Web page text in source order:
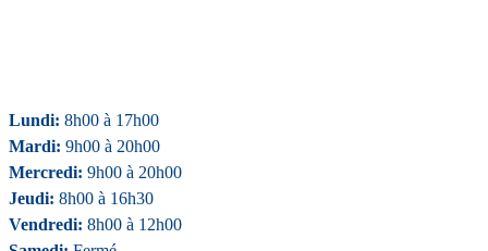
Lundi: 8h00 à 17h00
Mardi: 9h00 à 20h00
Mercredi: 9h00 à 20h00
Jeudi: 8h00 à 16h30
Vendredi: 8h00 à 12h00